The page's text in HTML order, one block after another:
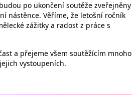
po ukončení soutěže zveřejněny
nástěnce. Věříme, že letošní ročník
zážitky a radost z práce s
a přejeme všem soutěžícím mnoho
vystoupeních.